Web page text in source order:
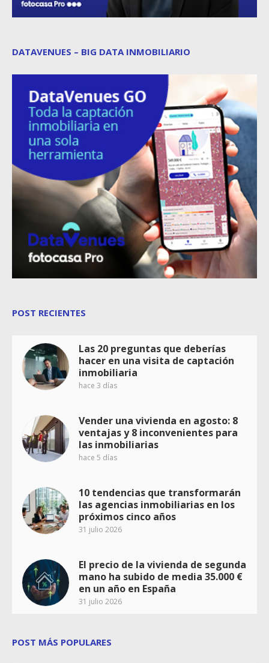
DATAVENUES – BIG DATA INMOBILIARIO
POST RECIENTES
Las 20 preguntas que deberías
hacer en una visita de captación
inmobiliaria
hace 3 días
Vender una vivienda en agosto: 8
ventajas y 8 inconvenientes para
las inmobiliarias
hace 5 días
10 tendencias que transformarán
las agencias inmobiliarias en los
próximos cinco años
31 julio 2026
El precio de la vivienda de segunda
mano ha subido de media 35.000 €
en un año en España
31 julio 2026
POST MÁS POPULARES